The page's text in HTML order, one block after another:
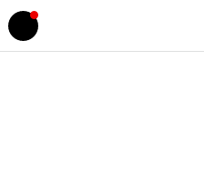
Iniciar
sesión